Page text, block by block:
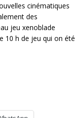
cinématiques
des
jeu xenoblade
10 h de jeu qui on été